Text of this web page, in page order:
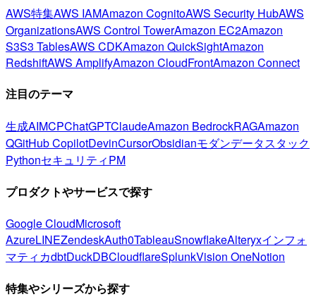
AWS特集AWS IAMAmazon CognitoAWS Security HubAWS
OrganizationsAWS Control TowerAmazon EC2Amazon
S3S3 TablesAWS CDKAmazon QuickSightAmazon
RedshiftAWS AmplifyAmazon CloudFrontAmazon Connect
注目のテーマ
生成AIMCPChatGPTClaudeAmazon BedrockRAGAmazon
QGitHub CopilotDevinCursorObsidianモダンデータスタック
PythonセキュリティPM
プロダクトやサービスで探す
Google CloudMicrosoft
AzureLINEZendeskAuth0TableauSnowflakeAlteryxインフォ
マティカdbtDuckDBCloudflareSplunkVision OneNotion
特集やシリーズから探す